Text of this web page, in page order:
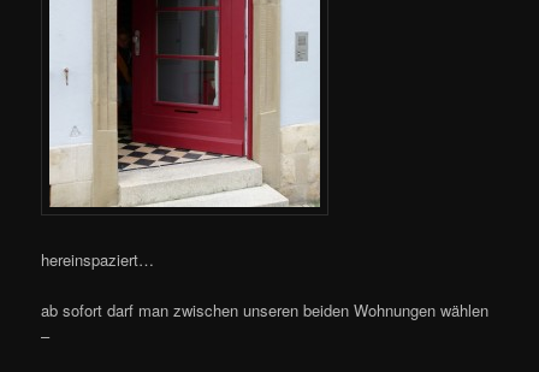
hereinspaziert…
ab sofort darf man zwischen unseren beiden Wohnungen wählen
–